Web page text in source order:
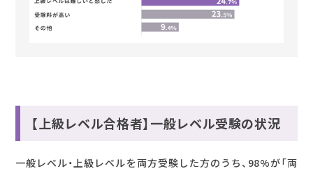
【上級レベル合格者】一般レベル受験の状況
一般レベル・上級レベルを両方受験した方のうち、98%が「両